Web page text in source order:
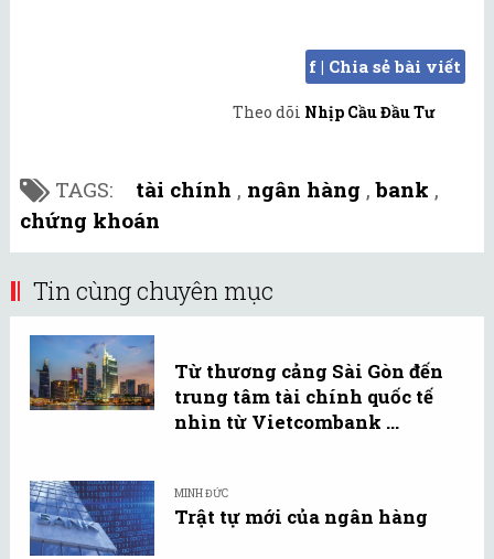
f | Chia sẻ bài viết
Theo dõi Nhịp Cầu Đầu Tư
TAGS: tài chính , ngân hàng ,bank ,
chứng khoán
Tin cùng chuyên mục
Từ thương cảng Sài Gòn đến
trung tâm tài chính quốc tế
nhìn từ Vietcombank ...
MINH ĐỨC
Trật tự mới của ngân hàng